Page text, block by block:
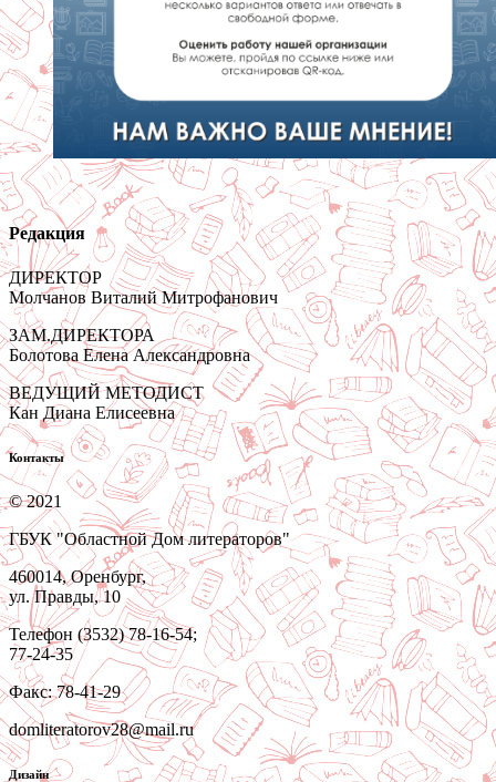
Редакция
ДИРЕКТОР
Молчанов Виталий Митрофанович
ЗАМ.ДИРЕКТОРА
Болотова Елена Александровна
ВЕДУЩИЙ МЕТОДИСТ
Кан Диана Елисеевна
Контакты
© 2021
ГБУК "Областной Дом литераторов"
460014, Оренбург,
ул. Правды, 10
Телефон (3532) 78-16-54;
77-24-35
Факс: 78-41-29
domliteratorov28@mail.ru
Дизайн